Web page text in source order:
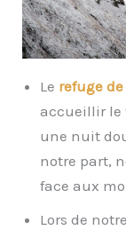
Le refuge
accueillir le
une nuit
notre part,
face aux
Lors de